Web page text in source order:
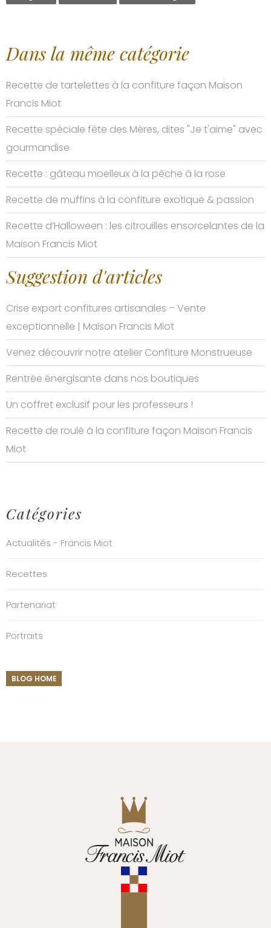
Dans la même catégorie
Recette de tartelettes à la confiture façon Maison
Francis Miot
Recette spéciale fête des Mères, dites "Je t'aime" avec
gourmandise
Recette : gâteau moelleux à la pêche à la rose
Recette de muffins à la confiture exotique & passion
Recette d’Halloween : les citrouilles ensorcelantes de la
Maison Francis Miot
Suggestion d'articles
Crise export confitures artisanales – Vente
exceptionnelle | Maison Francis Miot
Venez découvrir notre atelier Confiture Monstrueuse
Rentrée énergisante dans nos boutiques
Un coffret exclusif pour les professeurs !
Recette de roulé à la confiture façon Maison Francis
Miot
Catégories
Actualités - Francis Miot
Recettes
Partenariat
Portraits
BLOG HOME